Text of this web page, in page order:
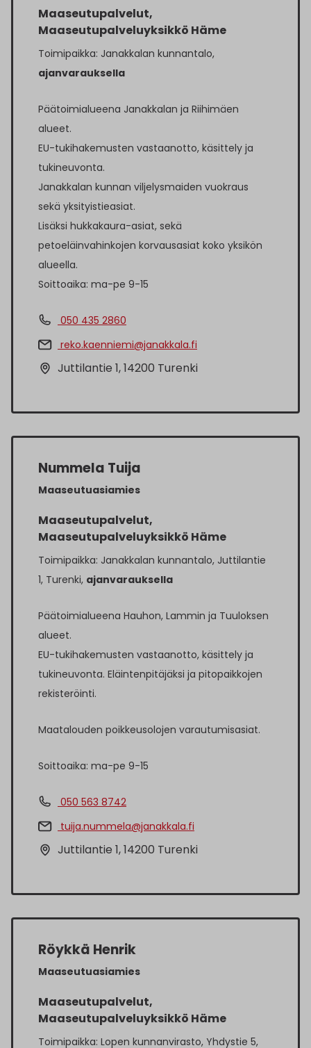
Maaseutupalvelut,
Maaseutupalveluyksikkö Häme
Toimipaikka: Janakkalan kunnantalo,
ajanvarauksella
Päätoimialueena Janakkalan ja Riihimäen
alueet.
EU-tukihakemusten vastaanotto, käsittely ja
tukineuvonta.
Janakkalan kunnan viljelysmaiden vuokraus
sekä yksityistieasiat.
Lisäksi hukkakaura-asiat, sekä
petoeläinvahinkojen korvausasiat koko yksikön
alueella.
Soittoaika: ma-pe 9-15
050 435 2860
reko.kaenniemi@janakkala.fi
Juttilantie 1, 14200 Turenki
Nummela Tuija
Maaseutuasiamies
Maaseutupalvelut,
Maaseutupalveluyksikkö Häme
Toimipaikka: Janakkalan kunnantalo, Juttilantie
1, Turenki, ajanvarauksella
Päätoimialueena Hauhon, Lammin ja Tuuloksen
alueet.
EU-tukihakemusten vastaanotto, käsittely ja
tukineuvonta. Eläintenpitäjäksi ja pitopaikkojen
rekisteröinti.
Maatalouden poikkeusolojen varautumisasiat.
Soittoaika: ma-pe 9-15
050 563 8742
tuija.nummela@janakkala.fi
Juttilantie 1, 14200 Turenki
Röykkä Henrik
Maaseutuasiamies
Maaseutupalvelut,
Maaseutupalveluyksikkö Häme
Toimipaikka: Lopen kunnanvirasto, Yhdystie 5,